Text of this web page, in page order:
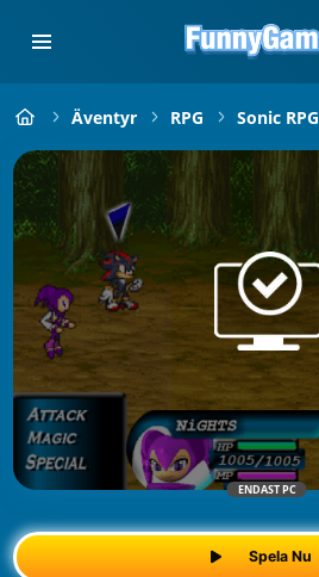
Äventyr RPG Sonic RPG
ENDAST PC
Spela Nu